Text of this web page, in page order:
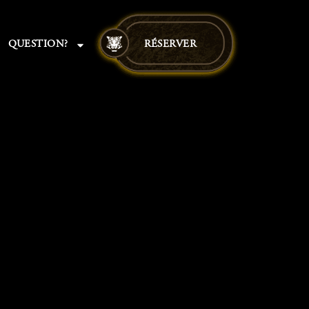
QUESTION? RÉSERVER